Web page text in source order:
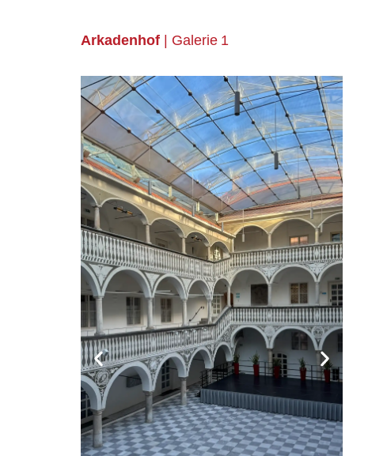
Arkadenhof | Galerie 1